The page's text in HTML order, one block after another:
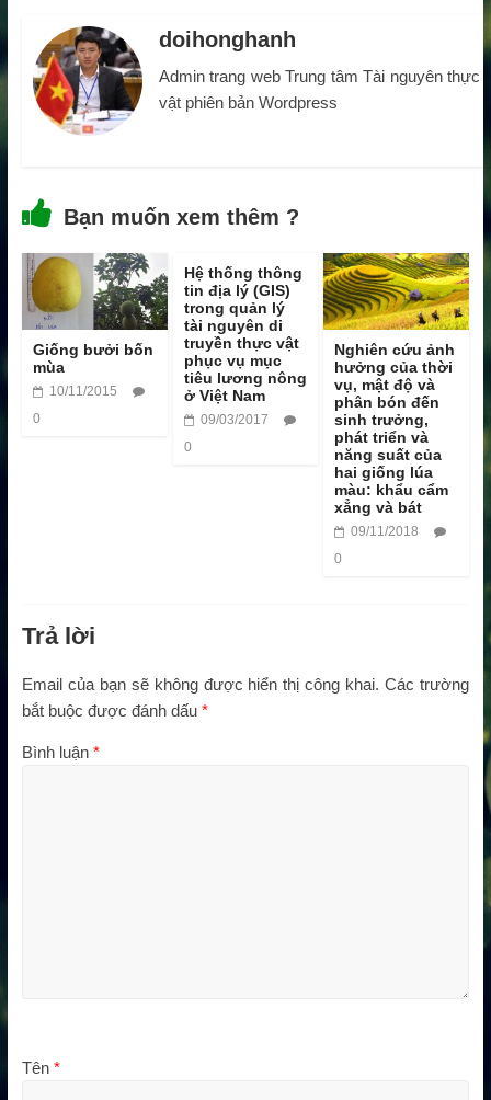
doihonghanh
Admin trang web Trung tâm Tài nguyên thực
vật phiên bản Wordpress
Bạn muốn xem thêm ?
Giống bưởi bốn
mùa
10/11/2015
0
Hệ thống thông
tin địa lý (GIS)
trong quản lý
tài nguyên di
truyền thực vật
phục vụ mục
tiêu lương nông
ở Việt Nam
09/03/2017
0
Nghiên cứu ảnh
hưởng của thời
vụ, mật độ và
phân bón đến
sinh trưởng,
phát triển và
năng suất của
hai giống lúa
màu: khẩu cẩm
xẳng và bát
09/11/2018
0
Trả lời
Email của bạn sẽ không được hiển thị công khai. Các trường
bắt buộc được đánh dấu *
Bình luận *
Tên *